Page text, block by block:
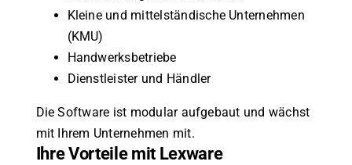
Kleine und mittelständische Unternehmen
(KMU)
Handwerksbetriebe
Dienstleister und Händler
Die Software ist modular aufgebaut und wächst
mit Ihrem Unternehmen mit.
Ihre Vorteile mit Lexware